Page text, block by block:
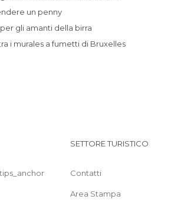
Bruxelles
a Bruxelles
Corriere a Bruxelles
un penny
per gli amanti della birra
i murales a fumetti di Bruxelles
SETTORE TURISTICO
Contatti
Area Stampa